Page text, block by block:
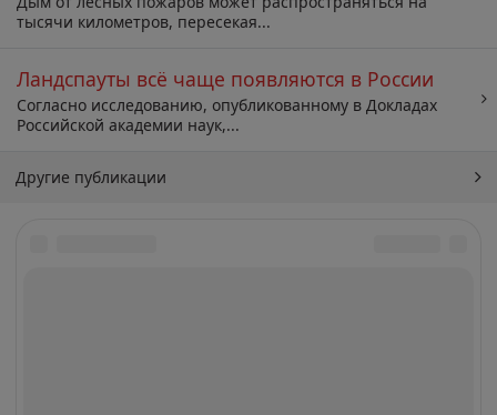
тысячи километров, пересекая...
Ландспауты всё чаще появляются в России
Согласно исследованию, опубликованному в Докладах
Российской академии наук,...
Другие публикации